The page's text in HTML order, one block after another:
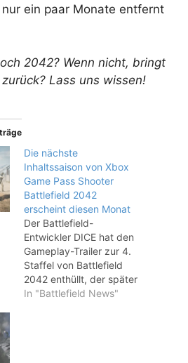
ein paar Monate entfernt
2042? Wenn nicht, bringt
Lass uns wissen!
Die nächste
Inhaltssaison von Xbox
Game Pass Shooter
Battlefield 2042
erscheint diesen Monat
Der Battlefield-
Entwickler DICE hat den
Gameplay-Trailer zur 4.
Staffel von Battlefield
2042 enthüllt, der später
in diesem Monat eine
In "Battlefield News"